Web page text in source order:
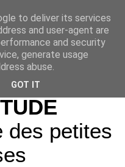
des petites
to deliver its services
and user-agent are
and security
generate usage
abuse.
GOT IT